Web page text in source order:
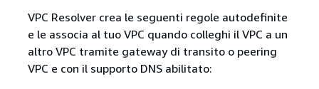
VPC Resolver crea le seguenti regole autodefinite
e le associa al tuo VPC quando colleghi il VPC a un
altro VPC tramite gateway di transito o peering
VPC e con il supporto DNS abilitato: